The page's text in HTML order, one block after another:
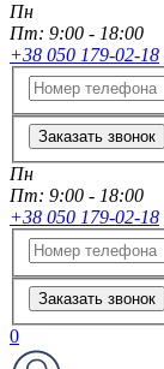
Пн
Пт: 9:00 - 18:00
+38 050 179-02-18
Заказать звонок
Пн
Пт: 9:00 - 18:00
+38 050 179-02-18
Заказать звонок
0